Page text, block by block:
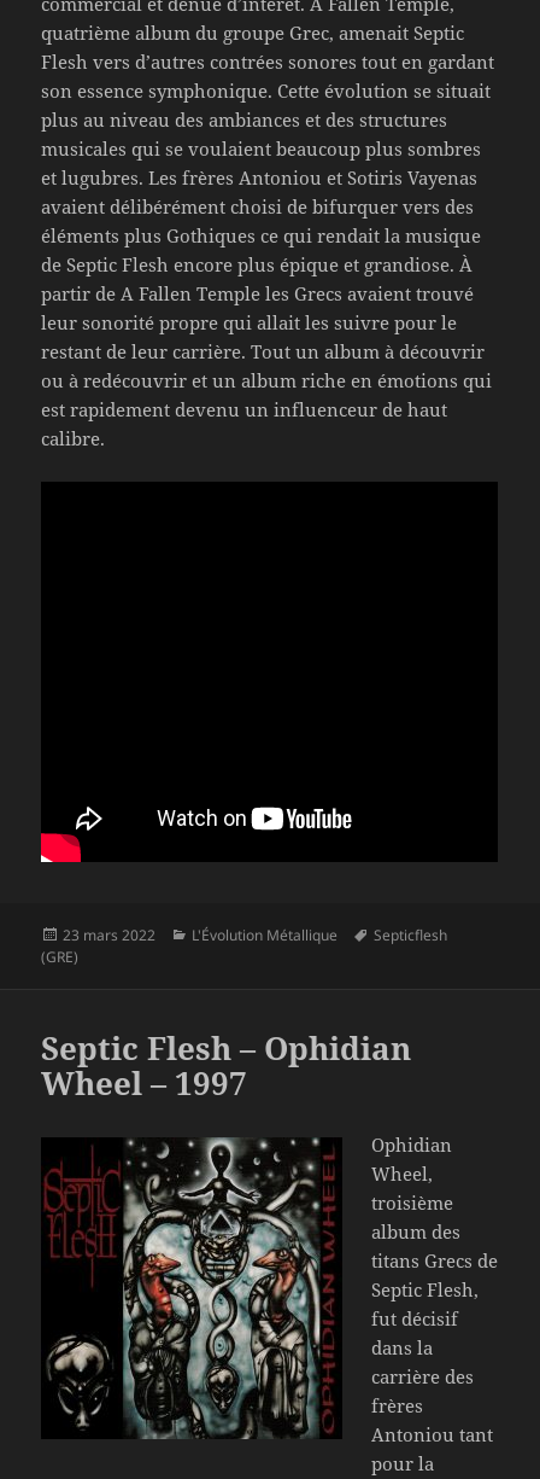
quatrième album du groupe Grec, amenait Septic
Flesh vers d’autres contrées sonores tout en gardant
son essence symphonique. Cette évolution se situait
plus au niveau des ambiances et des structures
musicales qui se voulaient beaucoup plus sombres
et lugubres. Les frères Antoniou et Sotiris Vayenas
avaient délibérément choisi de bifurquer vers des
éléments plus Gothiques ce qui rendait la musique
de Septic Flesh encore plus épique et grandiose. À
partir de A Fallen Temple les Grecs avaient trouvé
leur sonorité propre qui allait les suivre pour le
restant de leur carrière. Tout un album à découvrir
ou à redécouvrir et un album riche en émotions qui
est rapidement devenu un influenceur de haut
calibre.
Publié
le
23 mars 2022 Catégories
L'Évolution Métallique
Mots-
Septicflesh
(GRE)
Septic Flesh – Ophidian
Wheel – 1997
Ophidian
Wheel,
troisième
album des
titans Grecs de
Septic Flesh,
fut décisif
dans la
carrière des
frères
Antoniou tant
pour la